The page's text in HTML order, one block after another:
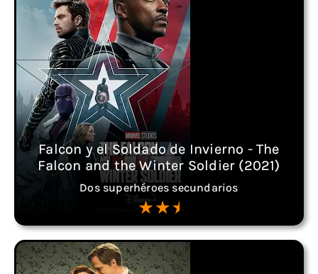
Falcon y el Soldado de Invierno - The
Falcon and the Winter Soldier (2021)
Dos superhéroes secundarios